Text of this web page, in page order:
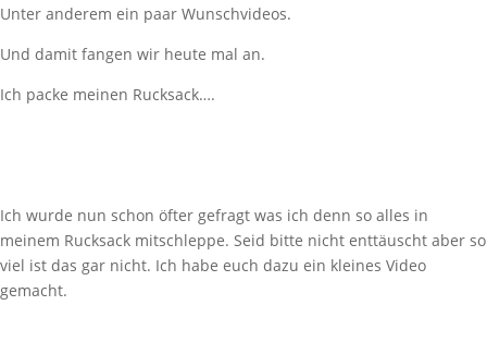
Unter anderem ein paar Wunschvideos.
Und damit fangen wir heute mal an.
Ich packe meinen Rucksack….
Ich wurde nun schon öfter gefragt was ich denn so alles in
meinem Rucksack mitschleppe. Seid bitte nicht enttäuscht aber so
viel ist das gar nicht. Ich habe euch dazu ein kleines Video
gemacht.